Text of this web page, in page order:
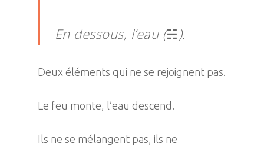
En dessous, l’eau (☵ ).
Deux éléments qui ne se rejoignent pas.
Le feu monte, l’eau descend.
Ils ne se mélangent pas, ils ne